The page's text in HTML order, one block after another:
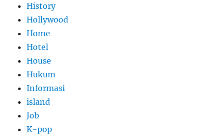
History
Hollywood
Home
Hotel
House
Hukum
Informasi
island
Job
K-pop